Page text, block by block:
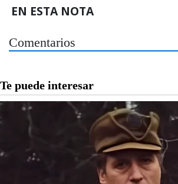
EN ESTA NOTA
Comentarios